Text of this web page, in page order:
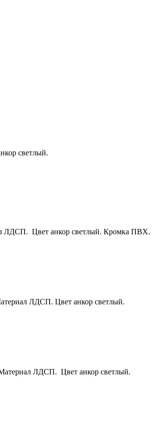
светлый.
ЛДСП. Цвет анкор светлый. Кромка ПВХ.
ЛДСП. Цвет анкор светлый.
ЛДСП. Цвет анкор светлый.